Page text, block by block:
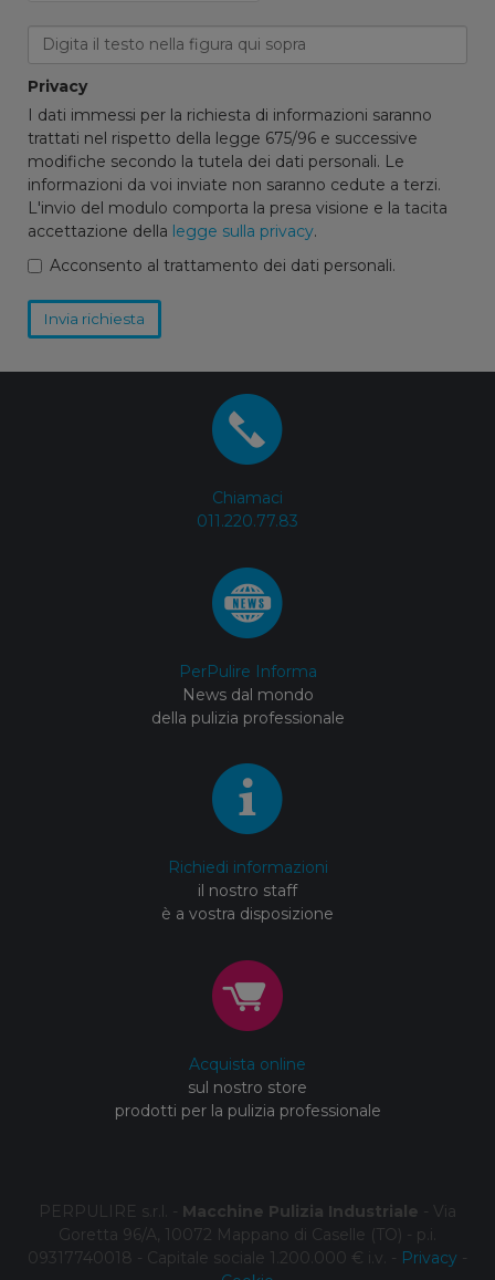
Privacy
I dati immessi per la richiesta di informazioni saranno
trattati nel rispetto della legge 675/96 e successive
modifiche secondo la tutela dei dati personali. Le
informazioni da voi inviate non saranno cedute a terzi.
L'invio del modulo comporta la presa visione e la tacita
accettazione della legge sulla privacy.
Acconsento al trattamento dei dati personali.
Invia richiesta
Chiamaci
011.220.77.83
PerPulire Informa
News dal mondo
della pulizia professionale
Richiedi informazioni
il nostro staff
è a vostra disposizione
Acquista online
sul nostro store
prodotti per la pulizia professionale
PERPULIRE s.r.l. - Macchine Pulizia Industriale - Via
Goretta 96/A, 10072 Mappano di Caselle (TO) - p.i.
09317740018 - Capitale sociale 1.200.000 € i.v. - Privacy -